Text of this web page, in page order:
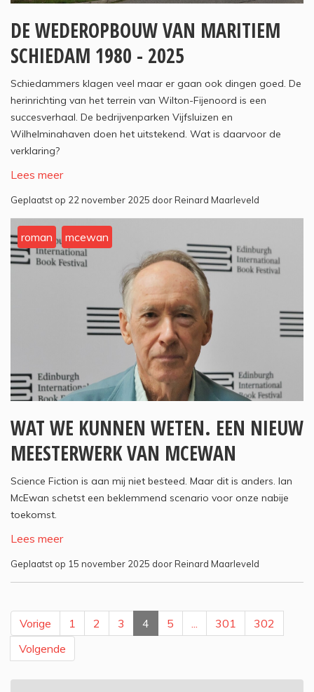
DE WEDEROPBOUW VAN MARITIEM
SCHIEDAM 1980 - 2025
Schiedammers klagen veel maar er gaan ook dingen goed. De
herinrichting van het terrein van Wilton-Fijenoord is een
succesverhaal. De bedrijvenparken Vijfsluizen en
Wilhelminahaven doen het uitstekend. Wat is daarvoor de
verklaring?
Lees meer
Geplaatst op 22 november 2025 door Reinard Maarleveld
roman mcewan
WAT WE KUNNEN WETEN. EEN NIEUW
MEESTERWERK VAN MCEWAN
Science Fiction is aan mij niet besteed. Maar dit is anders. Ian
McEwan schetst een beklemmend scenario voor onze nabije
toekomst.
Lees meer
Geplaatst op 15 november 2025 door Reinard Maarleveld
Vorige 1 2 3 4 5 ... 301
302
Volgende